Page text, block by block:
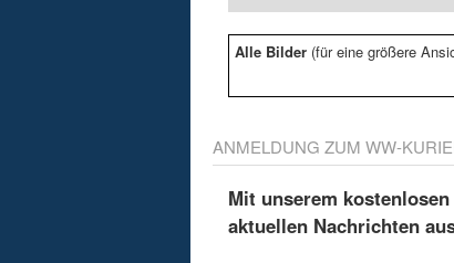
Alle Bilder (für eine größere
ANMELDUNG ZUM WW-
Mit unserem
aktuellen Nachrichten